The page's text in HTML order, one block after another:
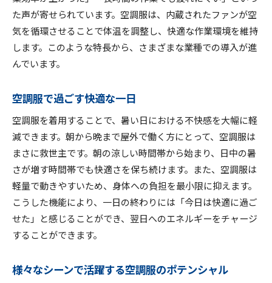
た声が寄せられています。空調服は、内蔵されたファンが空
気を循環させることで体温を調整し、快適な作業環境を維持
します。このような特長から、さまざまな業種での導入が進
んでいます。
空調服で過ごす快適な一日
空調服を着用することで、暑い日における不快感を大幅に軽
減できます。朝から晩まで屋外で働く方にとって、空調服は
まさに救世主です。朝の涼しい時間帯から始まり、日中の暑
さが増す時間帯でも快適さを保ち続けます。また、空調服は
軽量で動きやすいため、身体への負担を最小限に抑えます。
こうした機能により、一日の終わりには「今日は快適に過ご
せた」と感じることができ、翌日へのエネルギーをチャージ
することができます。
様々なシーンで活躍する空調服のポテンシャル